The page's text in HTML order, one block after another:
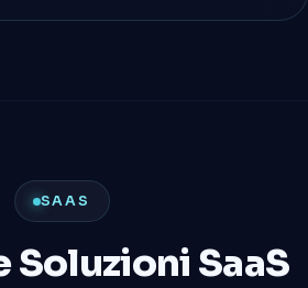
SAAS
Soluzioni SaaS